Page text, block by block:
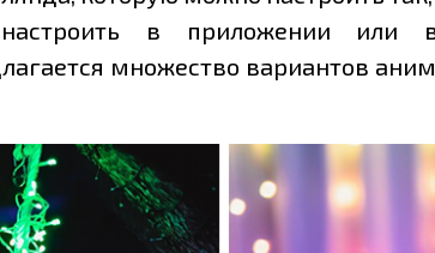
в приложении или
множество вариантов